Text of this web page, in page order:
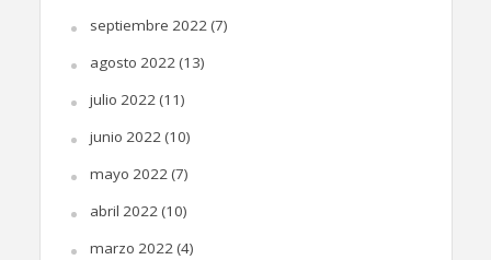
septiembre 2022(7)
agosto 2022(13)
julio 2022(11)
junio 2022(10)
mayo 2022(7)
abril 2022(10)
marzo 2022(4)